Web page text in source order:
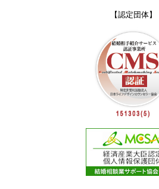
【認定団体】